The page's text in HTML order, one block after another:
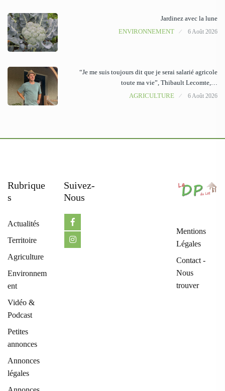
Jardinez avec la lune
ENVIRONNEMENT
6 Août 2026
“Je me suis toujours dit que je serai salarié agricole
toute ma vie”, Thibault Lecomte,…
AGRICULTURE
6 Août 2026
Rubrique
S
Actualités
Territoire
Agriculture
Environnem
ent
Vidéo &
Podcast
Petites
annonces
Annonces
légales
Suivez-
Nous
Mentions
Légales
Contact -
Nous
trouver